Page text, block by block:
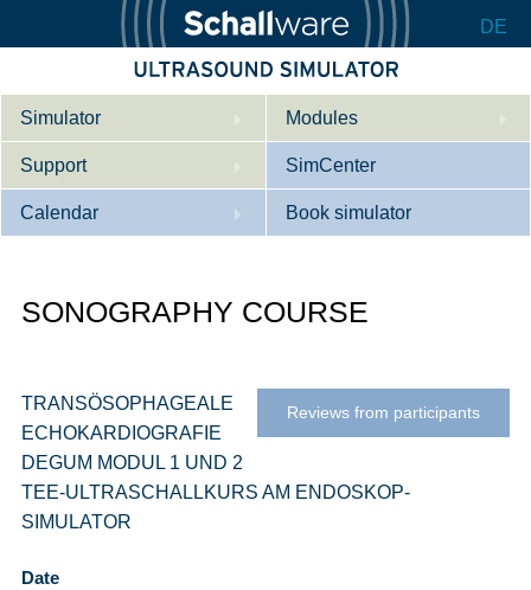
DE
Simulator
Description
Internal Medicine
Gynaecology
Product Sheet
Modules
Support
Who we are
Downloads
SimCenter
Calendar
References
Book simulator
SONOGRAPHY COURSE
Reviews from participants
TRANSÖSOPHAGEALE
ECHOKARDIOGRAFIE
DEGUM MODUL 1 UND 2
TEE-ULTRASCHALLKURS AM ENDOSKOP-
SIMULATOR
Date